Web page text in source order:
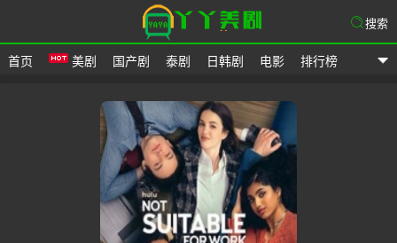
首页 美剧 国产剧 泰剧 日韩剧 电影 排行榜
搜索